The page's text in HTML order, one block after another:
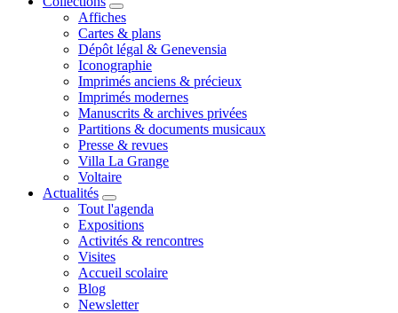
Affiches
Cartes & plans
Dépôt légal & Genevensia
Iconographie
Imprimés anciens & précieux
Imprimés modernes
Manuscrits & archives privées
Partitions & documents musicaux
Presse & revues
Villa La Grange
Voltaire
Actualités
Tout l'agenda
Expositions
Activités & rencontres
Visites
Accueil scolaire
Blog
Newsletter